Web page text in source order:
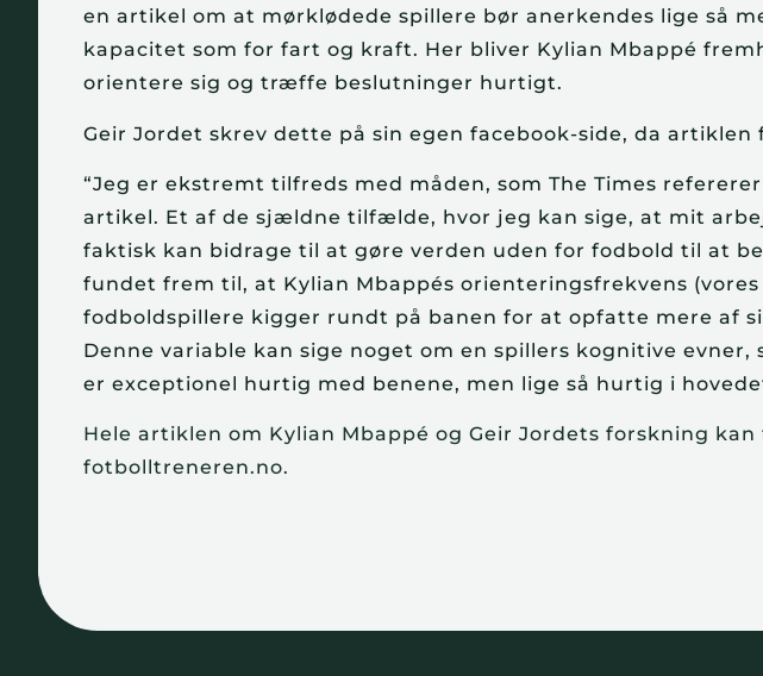
en artikel om at mørklødede spillere bør anerkendes lige så
kapacitet som for fart og kraft. Her bliver Kylian Mbappé
orientere sig og træffe beslutninger hurtigt.
Geir Jordet skrev dette på sin egen facebook-side, da
“Jeg er ekstremt tilfreds med måden, som The Times
artikel. Et af de sjældne tilfælde, hvor jeg kan sige, at mit
faktisk kan bidrage til at gøre verden uden for fodbold til at
fundet frem til, at Kylian Mbappés orienteringsfrekvens
fodboldspillere kigger rundt på banen for at opfatte mere af
Denne variable kan sige noget om en spillers kognitive evner,
er exceptionel hurtig med benene, men lige så hurtig i
Hele artiklen om Kylian Mbappé og Geir Jordets forskning
fotbolltreneren.no.